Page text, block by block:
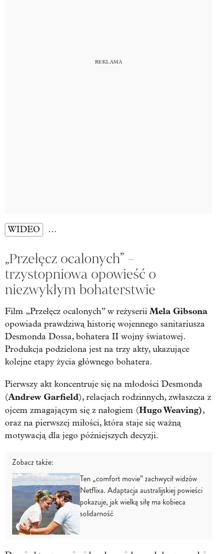
WIDEO …
„Przełęcz ocalonych” –
trzystopniowa opowieść o
niezwykłym bohaterstwie
Film „Przełęcz ocalonych” w reżyserii Mela Gibsona
opowiada prawdziwą historię wojennego sanitariusza
Desmonda Dossa, bohatera II wojny światowej.
Produkcja podzielona jest na trzy akty, ukazujące
kolejne etapy życia głównego bohatera.
Pierwszy akt koncentruje się na młodości Desmonda
(Andrew Garfield), relacjach rodzinnych, zwłaszcza z
ojcem zmagającym się z nałogiem (Hugo Weaving),
oraz na pierwszej miłości, która staje się ważną
motywacją dla jego późniejszych decyzji.
Zobacz także:
Ten „comfort movie” zachwycił widzów
Netflixa. Adaptacja australijskiej powieści
pokazuje, jak wielką siłę ma kobieca
solidarność